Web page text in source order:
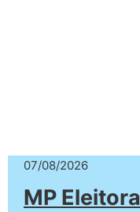
07/08/2026
MP